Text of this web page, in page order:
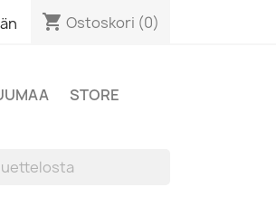
shopping_cart Ostoskori (0)
STORE